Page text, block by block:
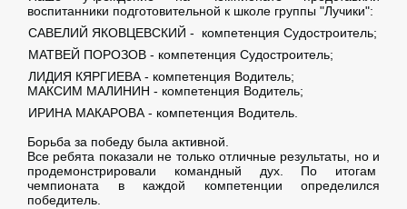
воспитанники подготовительной к школе группы "Лучики":
САВЕЛИЙ ЯКОВЦЕВСКИЙ - компетенция Судостроитель;
МАТВЕЙ ПОРОЗОВ - компетенция Судостроитель;
ЛИДИЯ КЯРГИЕВА - компетенция Водитель;
МАКСИМ МАЛИНИН - компетенция Водитель;
ИРИНА МАКАРОВА - компетенция Водитель.
Борьба за победу была активной.
Все ребята показали не только отличные результаты, но и
продемонстрировали командный дух. По итогам
чемпионата в каждой компетенции определился
победитель.